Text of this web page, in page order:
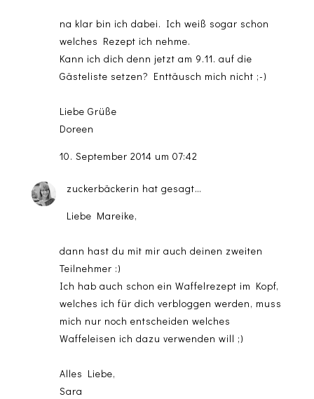
na klar bin ich dabei. Ich weiß sogar schon
welches Rezept ich nehme.
Kann ich dich denn jetzt am 9.11. auf die
Gästeliste setzen? Enttäusch mich nicht ;-)
Liebe Grüße
Doreen
10. September 2014 um 07:42
zuckerbäckerin hat gesagt…
Liebe Mareike,
dann hast du mit mir auch deinen zweiten
Teilnehmer :)
Ich hab auch schon ein Waffelrezept im Kopf,
welches ich für dich verbloggen werden, muss
mich nur noch entscheiden welches
Waffeleisen ich dazu verwenden will ;)
Alles Liebe,
Sara